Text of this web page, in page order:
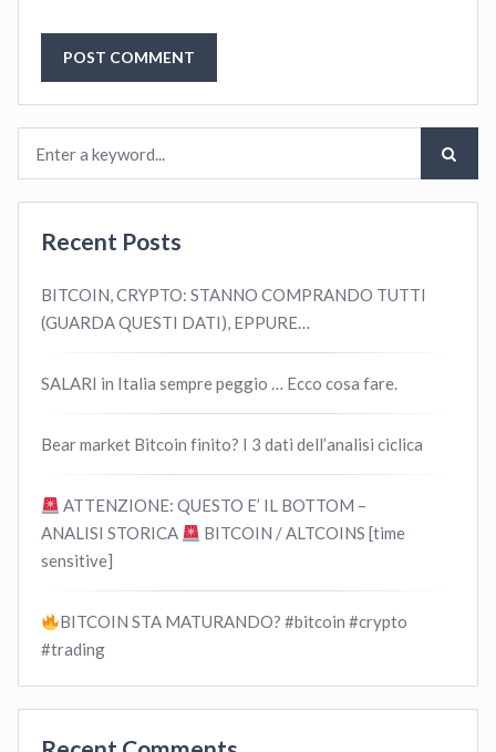
Recent Posts
BITCOIN, CRYPTO: STANNO COMPRANDO TUTTI
(GUARDA QUESTI DATI), EPPURE…
SALARI in Italia sempre peggio … Ecco cosa fare.
Bear market Bitcoin finito? I 3 dati dell’analisi ciclica
ATTENZIONE: QUESTO E’ IL BOTTOM –
ANALISI STORICA
BITCOIN / ALTCOINS [time
sensitive]
BITCOIN STA MATURANDO? #bitcoin #crypto
#trading